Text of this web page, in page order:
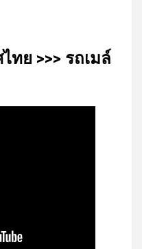
ทย​ >>> รถเมล์​